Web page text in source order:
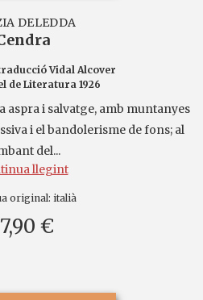
DELEDDA
Vidal Alcover
de Literatura 1926
i salvatge, amb muntanyes
i el bandolerisme de fons; al
del...
llegint
original: italià
€